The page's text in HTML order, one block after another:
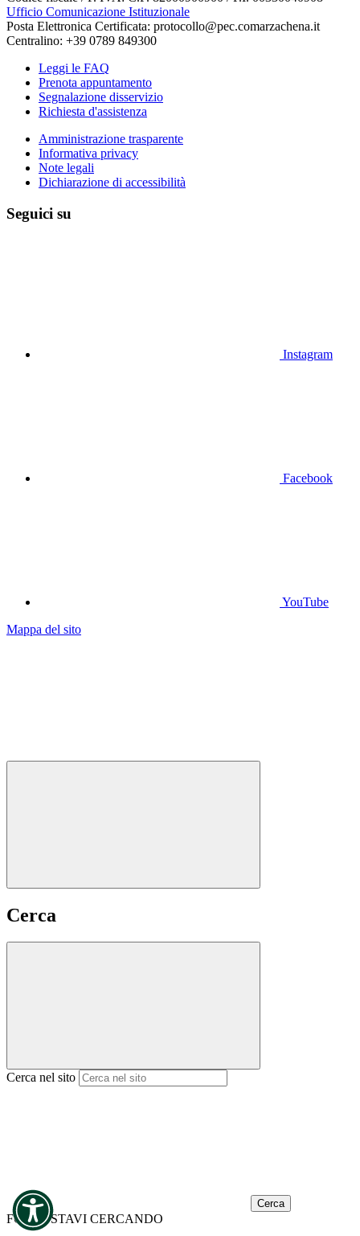
Ufficio Comunicazione Istituzionale
Posta Elettronica Certificata: protocollo@pec.comarzachena.it
Centralino: +39 0789 849300
Leggi le FAQ
Prenota appuntamento
Segnalazione disservizio
Richiesta d'assistenza
Amministrazione trasparente
Informativa privacy
Note legali
Dichiarazione di accessibilità
Seguici su
Instagram
Facebook
YouTube
Mappa del sito
Cerca
Cerca nel sito
Cerca
FORSE STAVI CERCANDO